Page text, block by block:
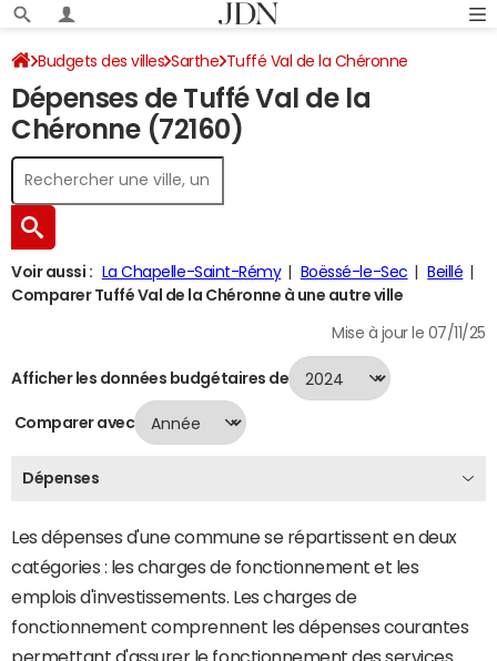
Budgets des villes Sarthe Tuffé Val de la Chéronne
Dépenses 2024
Dépenses de Tuffé Val de la
Chéronne (72160)
Voir aussi : La Chapelle-Saint-Rémy Boëssé-le-Sec
Beillé
Comparer Tuffé Val de la Chéronne à une autre ville
Mise à jour le 07/11/25
Afficher les données budgétaires de
Comparer avec
Dépenses
Les dépenses d'une commune se répartissent en deux
catégories : les charges de fonctionnement et les
emplois d'investissements. Les charges de
fonctionnement comprennent les dépenses courantes
permettant d'assurer le fonctionnement des services